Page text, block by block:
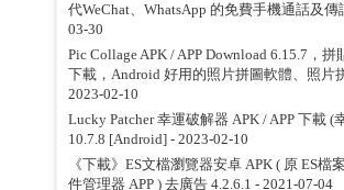
代WeChat、WhatsApp 的免費手機通話及傳
03-30
Pic Collage APK / APP Download 6.15.7，拼
下載，Android 好用的照片拼圖軟體、照片
2023-02-10
Lucky Patcher 幸運破解器 APK / APP 下載 (
10.7.8 [Android] - 2023-02-10
《下載》ES文檔瀏覽器安卓 APK ( 原 ES檔
件管理器 APP ) 去廣告 4.2.6.1 - 2021-07-04